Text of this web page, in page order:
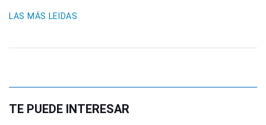
LAS MÁS LEIDAS
TE PUEDE INTERESAR